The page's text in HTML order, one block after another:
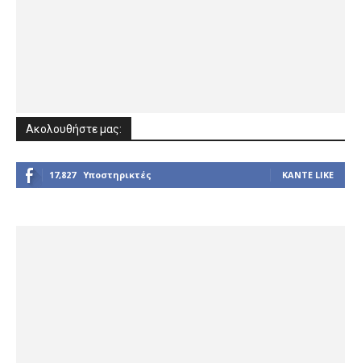
Ακολουθήστε μας:
17,827 Υποστηρικτές ΚΆΝΤΕ LIKE